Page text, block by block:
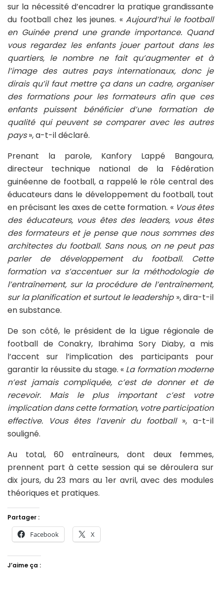
sur la nécessité d’encadrer la pratique grandissante
du football chez les jeunes. « Aujourd’hui le football
en Guinée prend une grande importance. Quand
vous regardez les enfants jouer partout dans les
quartiers, le nombre ne fait qu’augmenter et à
l’image des autres pays internationaux, donc je
dirais qu’il faut mettre ça dans un cadre, organiser
des formations pour les formateurs afin que ces
enfants puissent bénéficier d’une formation de
qualité qui peuvent se comparer avec les autres
pays», a-t-il déclaré.
Prenant la parole, Kanfory Lappé Bangoura,
directeur technique national de la Fédération
guinéenne de football, a rappelé le rôle central des
éducateurs dans le développement du football, tout
en précisant les axes de cette formation. « Vous êtes
des éducateurs, vous êtes des leaders, vous êtes
des formateurs et je pense que nous sommes des
architectes du football. Sans nous, on ne peut pas
parler de développement du football. Cette
formation va s’accentuer sur la méthodologie de
l’entraînement, sur la procédure de l’entraînement,
sur la planification et surtout le leadership», dira-t-il
en substance.
De son côté, le président de la Ligue régionale de
football de Conakry, Ibrahima Sory Diaby, a mis
l’accent sur l’implication des participants pour
garantir la réussite du stage. « La formation moderne
n’est jamais compliquée, c’est de donner et de
recevoir. Mais le plus important c’est votre
implication dans cette formation, votre participation
effective. Vous êtes l’avenir du football», a-t-il
souligné.
Au total, 60 entraîneurs, dont deux femmes,
prennent part à cette session qui se déroulera sur
dix jours, du 23 mars au 1er avril, avec des modules
théoriques et pratiques.
Partager :
Facebook X
J’aime ça :